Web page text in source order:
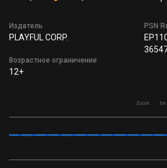
Издатель
PLAYFUL CORP.
Возрастное ограничение
12+
PSN
Zoom 1m